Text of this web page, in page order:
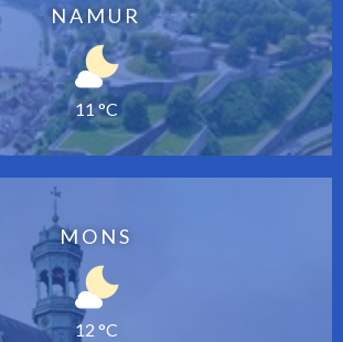
NAMUR
11 °C
MONS
12 °C